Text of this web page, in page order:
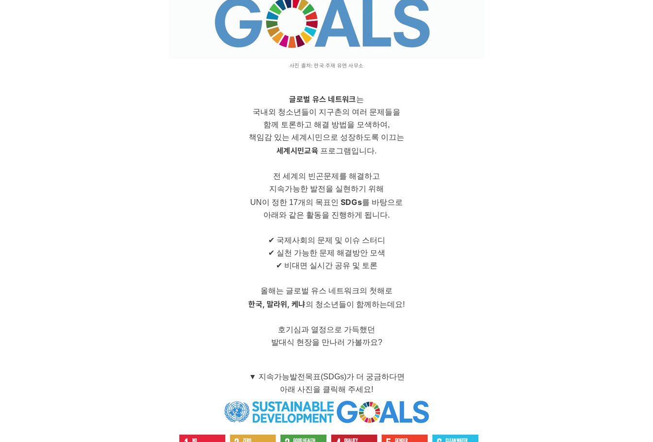
사진 출처: 한국 주재 유엔 사무소
글로벌 유스 네트워크는
국내외 청소년들이 지구촌의 여러 문제들을
함께 토론하고 해결 방법을 모색하여,
책임감 있는 세계시민으로 성장하도록 이끄는
세계시민교육프로그램입니다.
전 세계의 빈곤문제를 해결하고
지속가능한 발전을 실현하기 위해
UN이 정한 17개의 목표인 SDGs를 바탕으로
아래와 같은 활동을 진행하게 됩니다.
✔ 국제사회의 문제 및 이슈 스터디
✔ 실천 가능한 문제 해결방안 모색
✔ 비대면 실시간 공유 및 토론
올해는 글로벌 유스 네트워크의 첫해로
한국, 말라위, 케냐의 청소년들이 함께하는데요!
호기심과 열정으로 가득했던
발대식 현장을 만나러 가볼까요?
▼ 지속가능발전목표(SDGs)가 더 궁금하다면
아래 사진을 클릭해 주세요!